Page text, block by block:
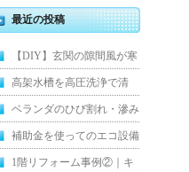
最近の投稿
【DIY】玄関の隙間風が寒
くて断熱ドアに交換しまし
た
高架水槽を高圧洗浄で清
掃！衛生的な給水環境を維
持｜施工事例
ベランダのひび割れ・滲み
を解消！賃貸マンション防
水工事
補助金を使ってのエコ設備
住宅リフォーム
1階リフォーム事例②｜キ